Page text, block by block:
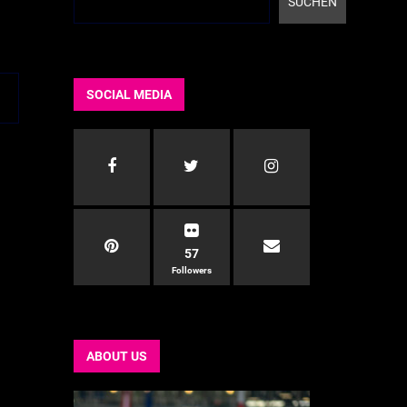
SOCIAL MEDIA
57
Followers
ABOUT US